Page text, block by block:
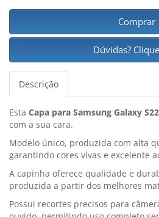
Comprar
Dúvidas?
Descrição
Esta Capa para Samsung Galaxy
com a sua cara.
Modelo único, produzida com alta
garantindo cores vivas e excelente
A capinha oferece qualidade e
produzida a partir dos melhores
Possui recortes precisos para